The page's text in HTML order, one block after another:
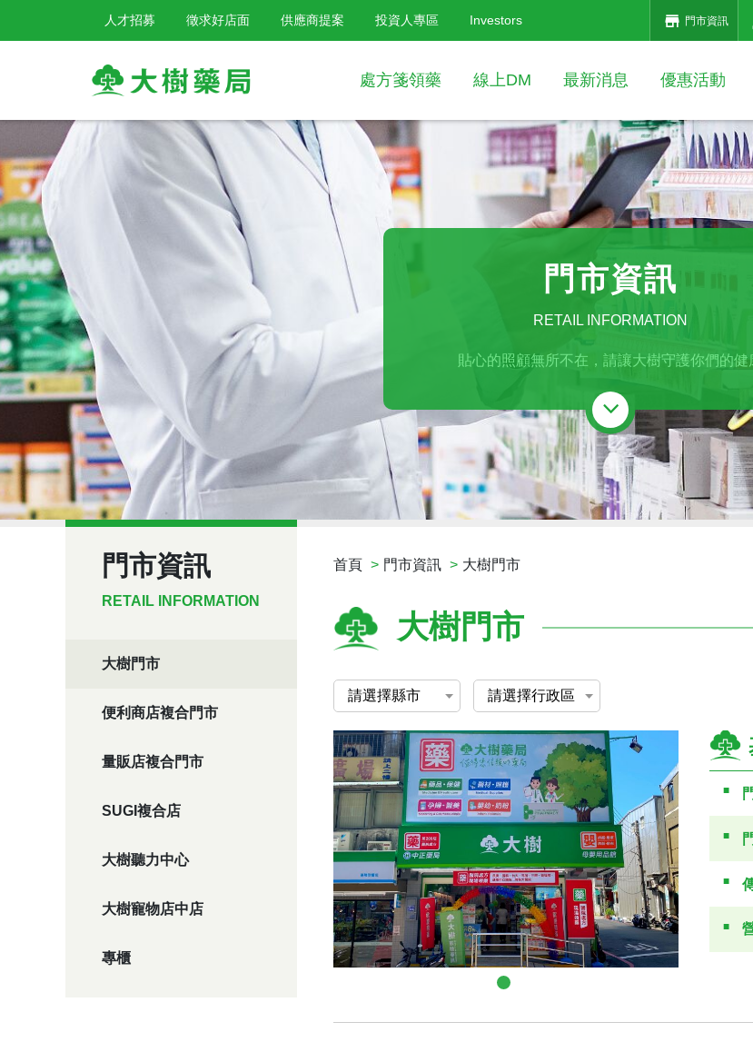
樹
連
鎖
藥
局
人才招募 徵求好店面 供應商提案 投資人專區 Investors 門市資訊
處方箋領藥 線上DM 最新消息 優惠活動
門市資訊
RETAIL INFORMATION
貼心的照顧無所不在，請讓大樹守護你們的健
門市資訊
RETAIL INFORMATION
大樹門市
便利商店複合門市
量販店複合門市
SUGI複合店
大樹聽力中心
大樹寵物店中店
專櫃
首頁 門市資訊 大樹門市
大樹門市